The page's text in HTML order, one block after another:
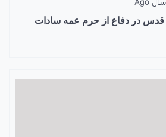
قدس در دفاع از حرم عمه سادات